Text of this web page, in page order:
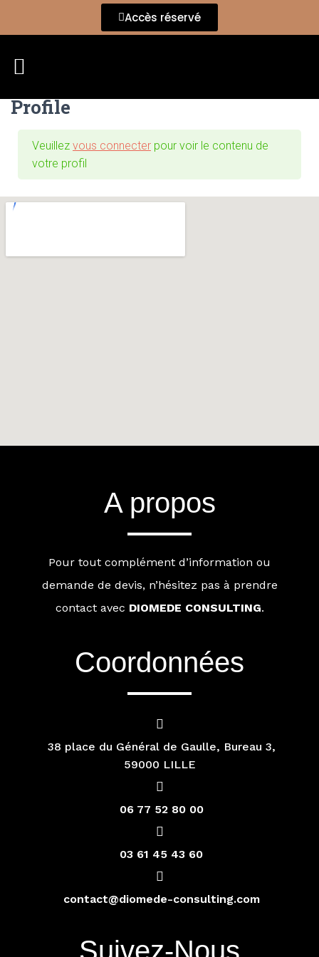
Accès réservé
Profile
Veuillez vous connecter pour voir le contenu de
votre profil
A propos
Pour tout complément d’information ou
demande de devis, n’hésitez pas à prendre
contact avec DIOMEDE CONSULTING.
Coordonnées
38 place du Général de Gaulle, Bureau 3,
59000 LILLE
06 77 52 80 00
03 61 45 43 60
contact@diomede-consulting.com
Suivez-Nous